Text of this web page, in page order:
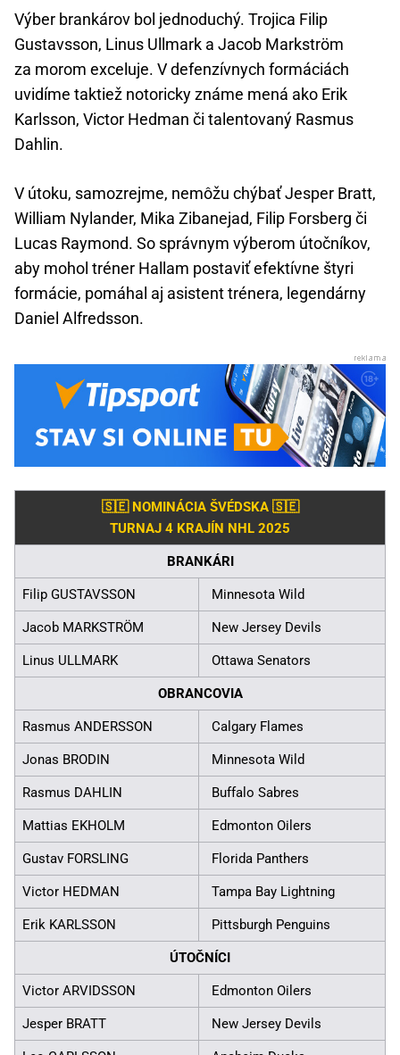
Výber brankárov bol jednoduchý. Trojica Filip
Gustavsson, Linus Ullmark a Jacob Markström
za morom exceluje. V defenzívnych formáciách
uvidíme taktiež notoricky známe mená ako Erik
Karlsson, Victor Hedman či talentovaný Rasmus
Dahlin.
V útoku, samozrejme, nemôžu chýbať Jesper Bratt,
William Nylander, Mika Zibanejad, Filip Forsberg či
Lucas Raymond. So správnym výberom útočníkov,
aby mohol tréner Hallam postaviť efektívne štyri
formácie, pomáhal aj asistent trénera, legendárny
Daniel Alfredsson.
🇸🇪 NOMINÁCIA ŠVÉDSKA 🇸🇪
TURNAJ 4 KRAJÍN NHL 2025
BRANKÁRI
Filip GUSTAVSSON Minnesota Wild
Jacob MARKSTRÖM New Jersey Devils
Linus ULLMARK Ottawa Senators
OBRANCOVIA
Rasmus ANDERSSON Calgary Flames
Jonas BRODIN Minnesota Wild
Rasmus DAHLIN Buffalo Sabres
Mattias EKHOLM Edmonton Oilers
Gustav FORSLING Florida Panthers
Victor HEDMAN Tampa Bay Lightning
Erik KARLSSON Pittsburgh Penguins
ÚTOČNÍCI
Victor ARVIDSSON Edmonton Oilers
Jesper BRATT New Jersey Devils